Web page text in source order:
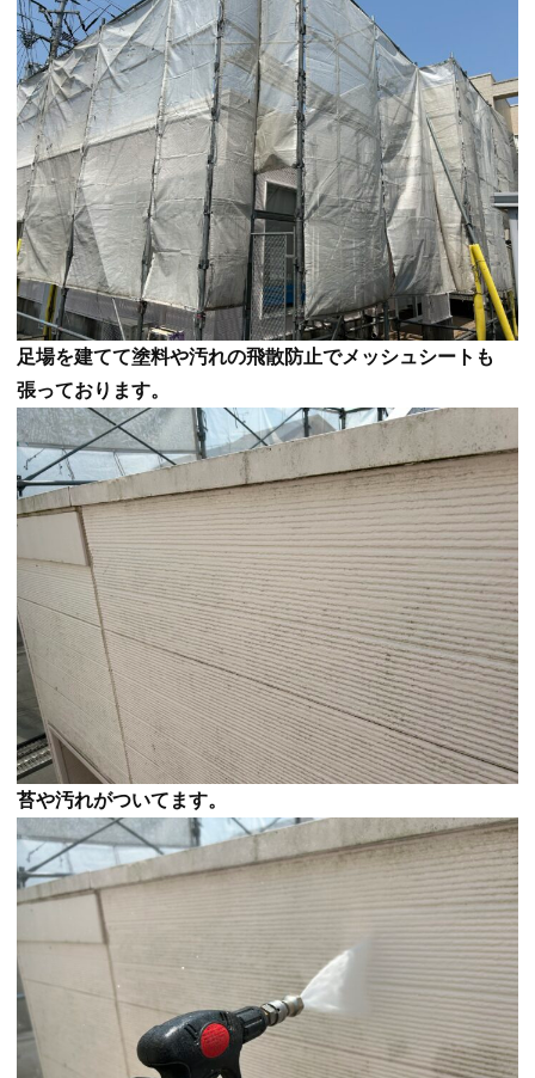
足場を建てて塗料や汚れの飛散防止でメッシュシートも
張っております。
苔や汚れがついてます。